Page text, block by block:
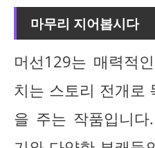
마무리 지어봅시다
머선129는 매력적
치는 스토리 전개로
을 주는 작품입니